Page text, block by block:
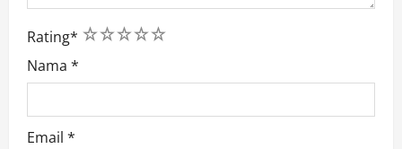
Rating* 5
4
3
2
1
Nama *
Email *